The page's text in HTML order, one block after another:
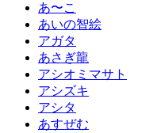
あ〜こ
あいの智絵
アガタ
あさぎ龍
アシオミマサト
アシズキ
アシタ
あすぜむ